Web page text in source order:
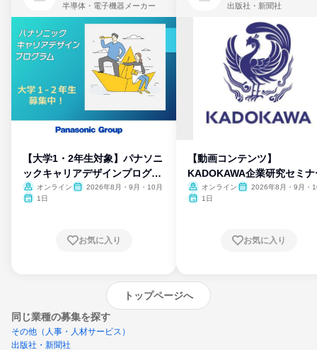
半導体・電子機器メーカー
【大学1・2年生対象】パナソニ
ックキャリアデザインプログラ
ム
オンライン
2026年8月・9月・10月
1日
お気に入り
出版社・新聞社
【動画コンテンツ】
KADOKAWA企業研究セミナ
オンライン
2026年8月・9月・
1日
お気に入り
トップページへ
同じ業種の募集を探す
その他（人事・人材サービス）
出版社・新聞社